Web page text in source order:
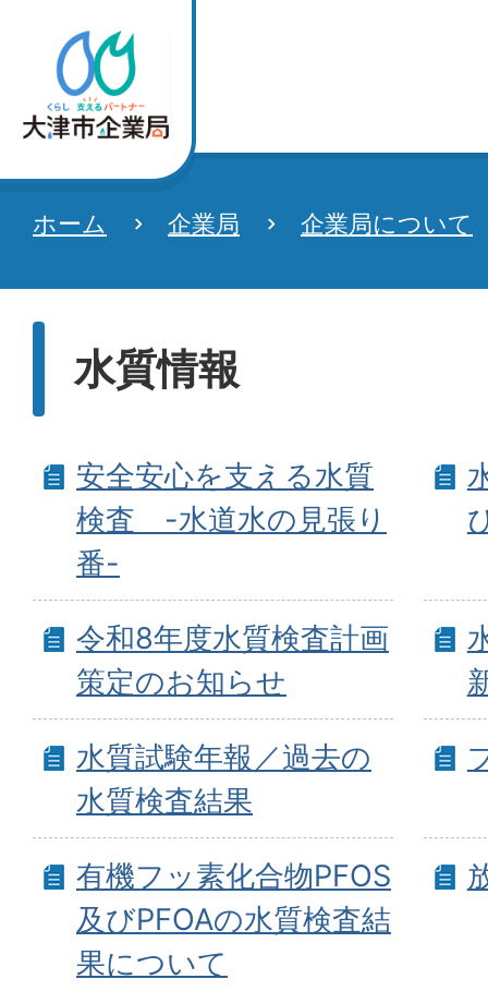
ホーム 企業局 企業局について
水質情報
安全安心を支える水質
検査 -水道水の見張り
番-
令和8年度水質検査計画
策定のお知らせ
水質試験年報／過去の
水質検査結果
有機フッ素化合物PFOS
及びPFOAの水質検査結
果について